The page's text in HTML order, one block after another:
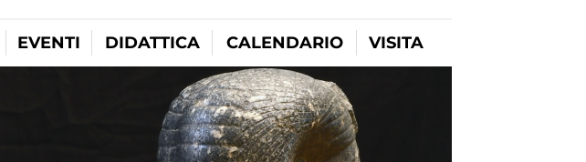
EVENTI DIDATTICA CALENDARIO VISITA